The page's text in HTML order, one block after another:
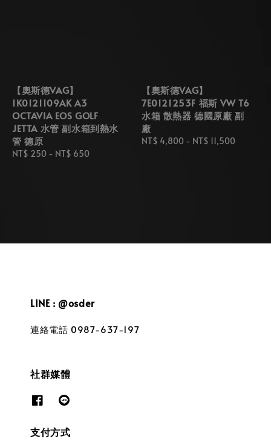
【奧斯德VAG】
1K0121109AK A3
OCTAVIA EOS GOLF
JETTA 水管 副水箱到熱水
管 德原
Regular
NT$ 250 - NT$ 650
【奧斯德VAG】
7E0121253F 福斯 VW T6
水箱 散熱器 德國原廠 副
廠
Regular
NT$ 4,800 - NT$ 11,500
LINE : @osder
連絡電話 0987-637-197
社群媒體
支付方式